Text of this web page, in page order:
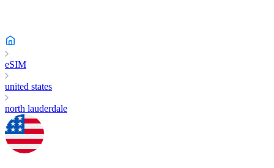
eSIM
united states
north lauderdale